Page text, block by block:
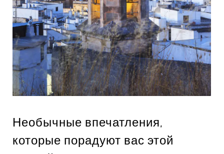
Необычные впечатления,
которые порадуют вас этой